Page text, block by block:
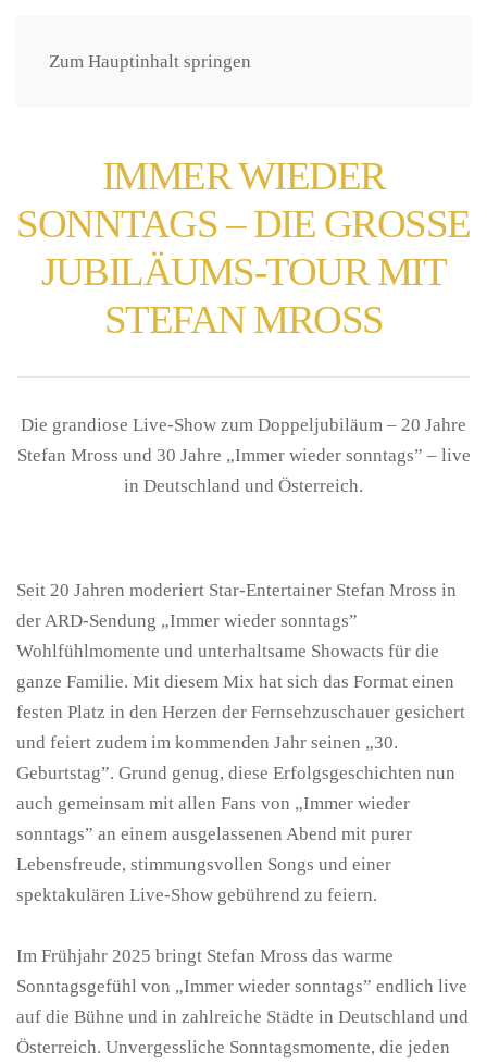
Zum Hauptinhalt springen
IMMER WIEDER
SONNTAGS – DIE GROSSE
JUBILÄUMS-TOUR MIT
STEFAN MROSS
Die grandiose Live-Show zum Doppeljubiläum – 20 Jahre
Stefan Mross und 30 Jahre „Immer wieder sonntags” – live
in Deutschland und Österreich.
Seit 20 Jahren moderiert Star-Entertainer Stefan Mross in
der ARD-Sendung „Immer wieder sonntags”
Wohlfühlmomente und unterhaltsame Showacts für die
ganze Familie. Mit diesem Mix hat sich das Format einen
festen Platz in den Herzen der Fernsehzuschauer gesichert
und feiert zudem im kommenden Jahr seinen „30.
Geburtstag”. Grund genug, diese Erfolgsgeschichten nun
auch gemeinsam mit allen Fans von „Immer wieder
sonntags” an einem ausgelassenen Abend mit purer
Lebensfreude, stimmungsvollen Songs und einer
spektakulären Live-Show gebührend zu feiern.
Im Frühjahr 2025 bringt Stefan Mross das warme
Sonntagsgefühl von „Immer wieder sonntags” endlich live
auf die Bühne und in zahlreiche Städte in Deutschland und
Österreich. Unvergessliche Sonntagsmomente, die jeden